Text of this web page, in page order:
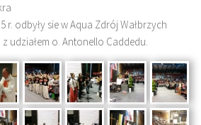
r. odbyły sie w Aqua Zdrój Wałbrzych
udziałem o. Antonello Caddedu.